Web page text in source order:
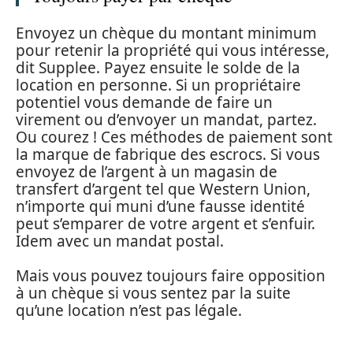
Envoyez un chèque du montant minimum
pour retenir la propriété qui vous intéresse,
dit Supplee. Payez ensuite le solde de la
location en personne. Si un propriétaire
potentiel vous demande de faire un
virement ou d’envoyer un mandat, partez.
Ou courez ! Ces méthodes de paiement sont
la marque de fabrique des escrocs. Si vous
envoyez de l’argent à un magasin de
transfert d’argent tel que Western Union,
n’importe qui muni d’une fausse identité
peut s’emparer de votre argent et s’enfuir.
Idem avec un mandat postal.
Mais vous pouvez toujours faire opposition
à un chèque si vous sentez par la suite
qu’une location n’est pas légale.